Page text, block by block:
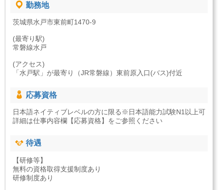
勤務地
茨城県水戸市東前町1470-9
(最寄り駅)
常磐線水戸
(アクセス)
「水戸駅」が最寄り（JR常磐線）東前原入口(バス)付近
応募資格
日本語ネイティブレベルの方に限る※日本語能力試験N1以上可
詳細は仕事内容欄【応募資格】をご参照ください
待遇
【研修等】
無料の資格取得支援制度あり
研修制度あり